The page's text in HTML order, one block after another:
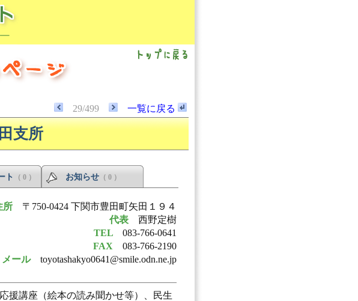
29/499 一覧に戻る
支所
ト （ 0 ） お知らせ （ 0 ）
所 〒750-0424 下関市豊田町矢田１９４
代表 西野定樹
TEL 083-766-0641
FAX 083-766-2190
メール toyotashakyo0641@smile.odn.ne.jp
援講座（絵本の読み聞かせ等）、民生